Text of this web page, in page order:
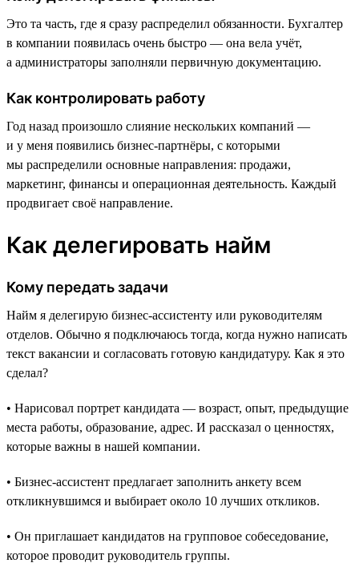
Это та часть, где я сразу распределил обязанности. Бухгалтер
в компании появилась очень быстро — она вела учёт,
а администраторы заполняли первичную документацию.
Как контролировать работу
Год назад произошло слияние нескольких компаний —
и у меня появились бизнес-партнёры, с которыми
мы распределили основные направления: продажи,
маркетинг, финансы и операционная деятельность. Каждый
продвигает своё направление.
Как делегировать найм
Кому передать задачи
Найм я делегирую бизнес-ассистенту или руководителям
отделов. Обычно я подключаюсь тогда, когда нужно написать
текст вакансии и согласовать готовую кандидатуру. Как я это
сделал?
• Нарисовал портрет кандидата — возраст, опыт, предыдущие
места работы, образование, адрес. И рассказал о ценностях,
которые важны в нашей компании.
• Бизнес-ассистент предлагает заполнить анкету всем
откликнувшимся и выбирает около 10 лучших откликов.
• Он приглашает кандидатов на групповое собеседование,
которое проводит руководитель группы.